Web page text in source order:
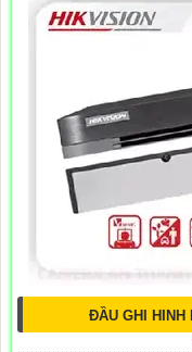
ĐẦU GHI HINH